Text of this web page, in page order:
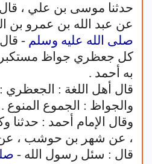
حدثنا موسى بن علي ،
عن عبد الله بن عمرو بن
صلى الله عليه وسلم -
كل جعظري جواظ مستكبر
به أحمد .
قال أهل اللغة : الجعظري
والجواظ : الجموع المنوع .
وقال الإمام أحمد : حدثنا
، عن شهر بن حوشب ، عن
قال : سئل رسول الله -